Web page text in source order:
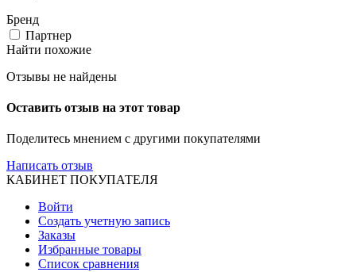
Бренд
Партнер
Найти похожие
Отзывы не найдены
Оставить отзыв на этот товар
Поделитесь мнением с другими покупателями
Написать отзыв
КАБИНЕТ ПОКУПАТЕЛЯ
Войти
Создать учетную запись
Заказы
Избранные товары
Список сравнения